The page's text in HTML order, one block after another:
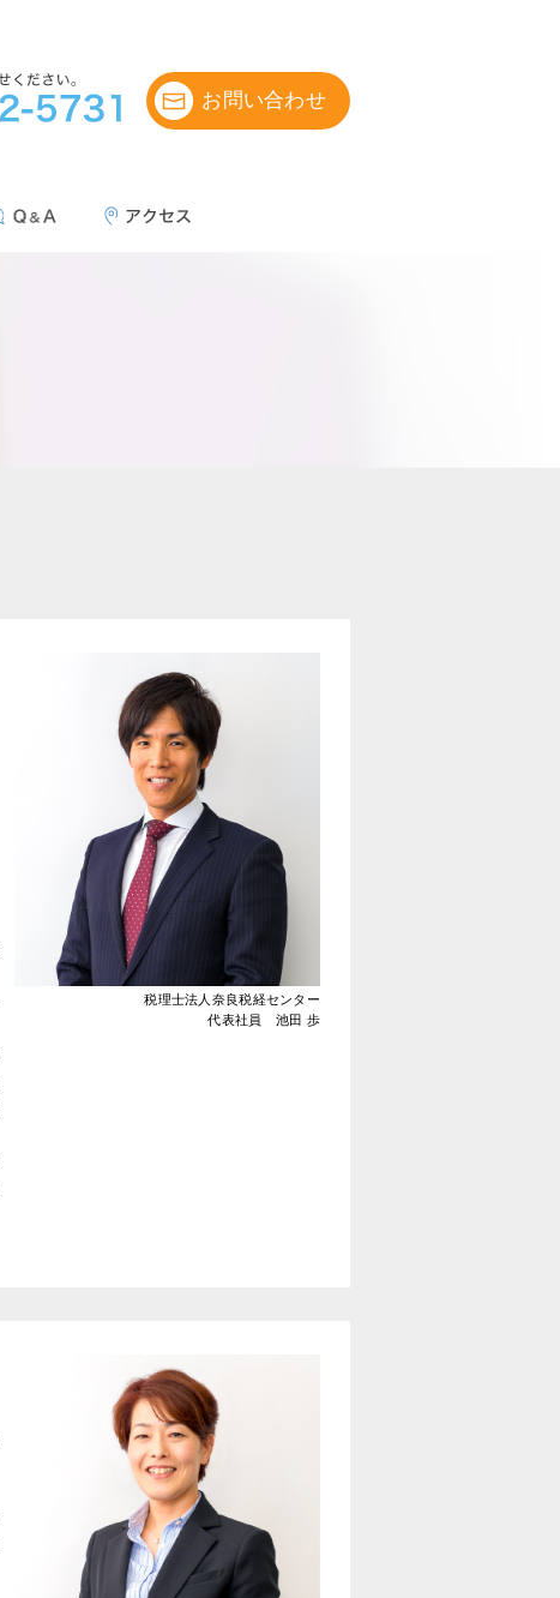
お問い合わせ
税理士法人奈良税経センター
代表社員 池田 歩